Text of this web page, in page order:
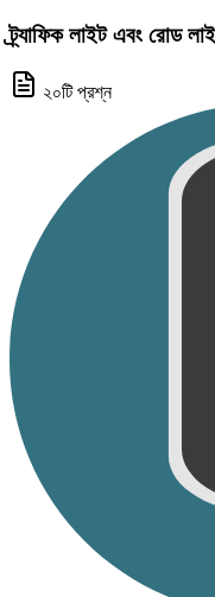
ট্র্যাফিক লাইট এবং রোড
২০টি প্রশ্ন